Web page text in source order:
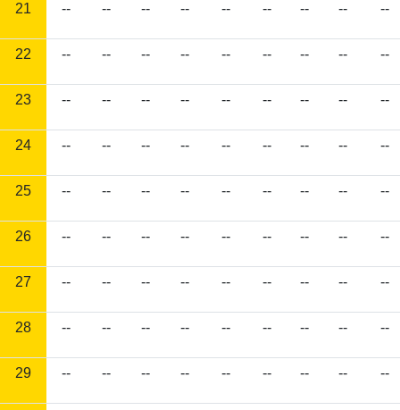
21 -- -- -- -- -- -- -- -- --
22 -- -- -- -- -- -- -- -- --
23 -- -- -- -- -- -- -- -- --
24 -- -- -- -- -- -- -- -- --
25 -- -- -- -- -- -- -- -- --
26 -- -- -- -- -- -- -- -- --
27 -- -- -- -- -- -- -- -- --
28 -- -- -- -- -- -- -- -- --
29 -- -- -- -- -- -- -- -- --